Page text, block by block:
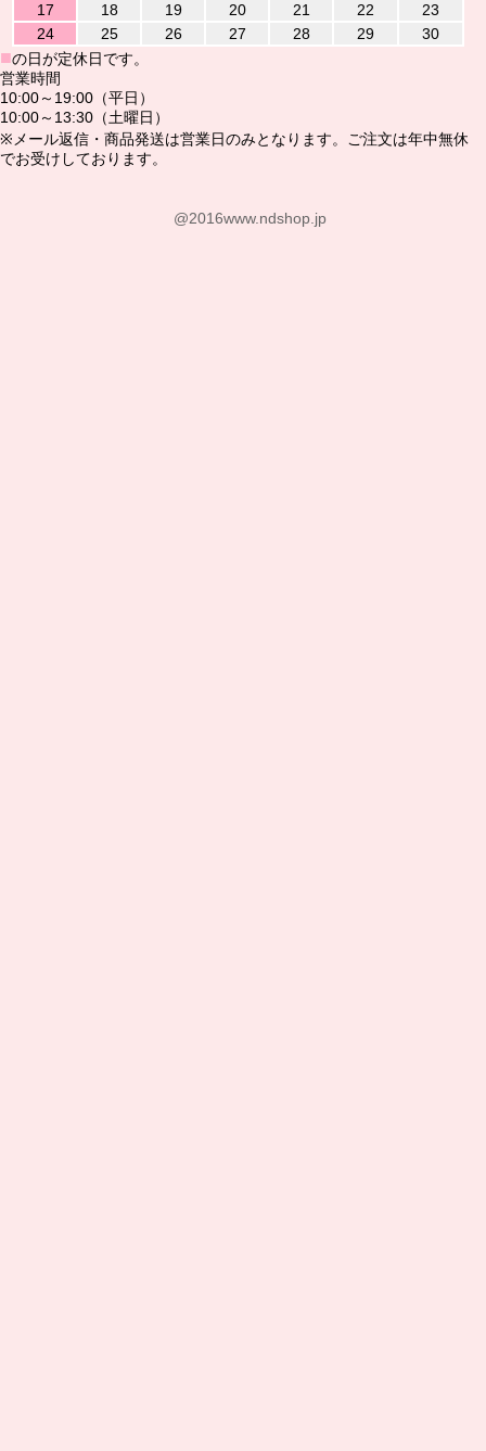
17
18 19 20 21 22
23
24
25 26 27 28 29 30
■の日が定休日です。
営業時間
10:00～19:00（平日）
10:00～13:30（土曜日）
※メール返信・商品発送は営業日のみとなります。ご注文は年中無休
でお受けしております。
@2016www.ndshop.jp